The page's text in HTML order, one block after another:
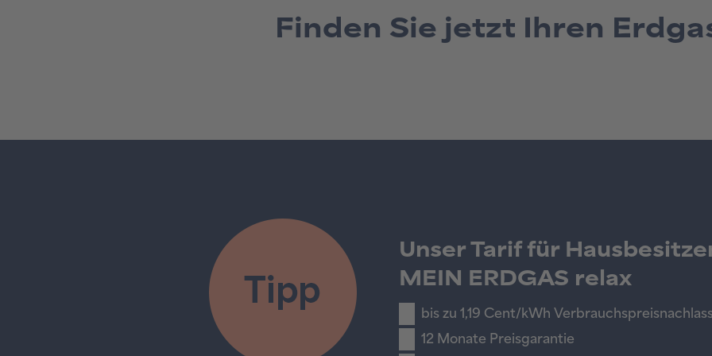
Finden Sie jetzt Ihren
Unser Tarif für
MEIN ERDGAS relax
bis zu 1,19 Cent/kWh Verbrauchspreisnachlass
12 Monate Preisgarantie